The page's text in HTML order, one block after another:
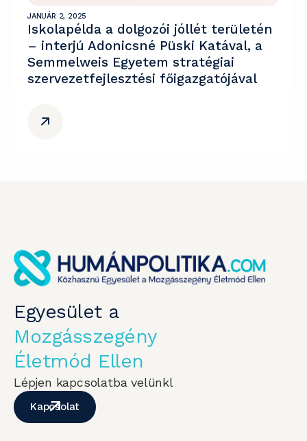
JANUÁR 2, 2025
Iskolapélda a dolgozói jóllét területén
– interjú Adonicsné Püski Katával, a
Semmelweis Egyetem stratégiai
szervezetfejlesztési főigazgatójával
Egyesület a
Mozgásszegény
Életmód Ellen
Lépjen kapcsolatba velünkl
Kapcsolat